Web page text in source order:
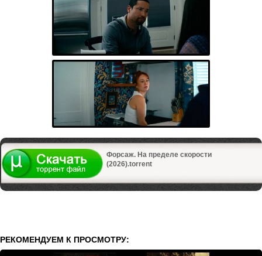
Форсаж. На пределе скорости
(2026).torrent
РЕКОМЕНДУЕМ К ПРОСМОТРУ: